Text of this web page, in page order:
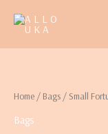
Home / Bags / Small
Bags